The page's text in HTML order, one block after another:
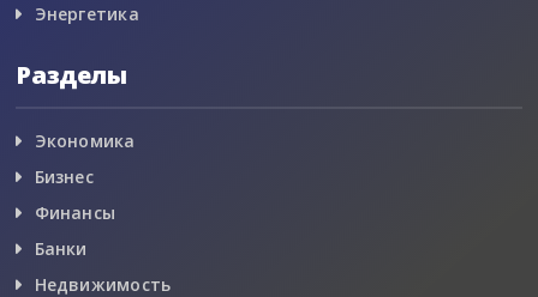
Энергетика
Разделы
Экономика
Бизнес
Финансы
Банки
Недвижимость